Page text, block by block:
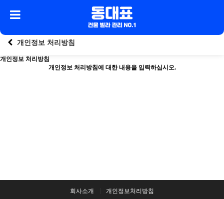
개인정보 처리방침
개인정보 처리방침
개인정보 처리방침에 대한 내용을 입력하십시오.
회사소개
개인정보처리방침